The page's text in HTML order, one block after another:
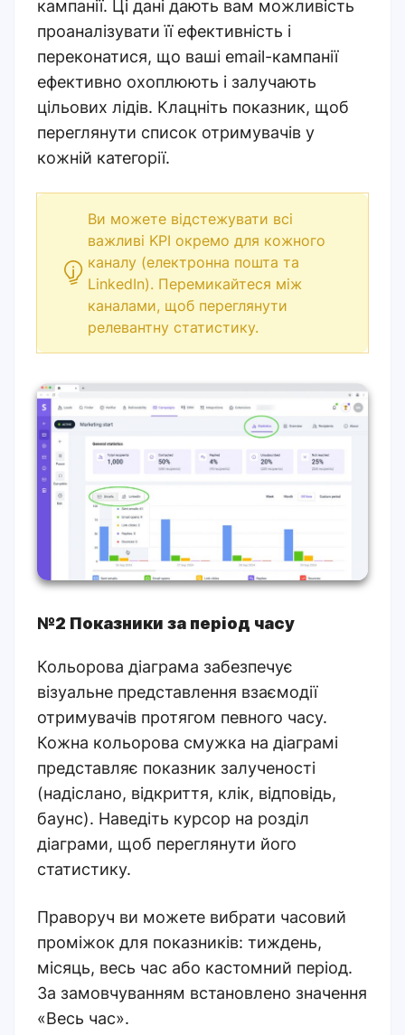
кампанії. Ці дані дають вам можливість
проаналізувати її ефективність і
переконатися, що ваші email-кампанії
ефективно охоплюють і залучають
цільових лідів. Клацніть показник, щоб
переглянути список отримувачів у
кожній категорії.
Ви можете відстежувати всі
важливі KPI окремо для кожного
каналу (електронна пошта та
LinkedIn). Перемикайтеся між
каналами, щоб переглянути
релевантну статистику.
№2 Показники за період часу
Кольорова діаграма забезпечує
візуальне представлення взаємодії
отримувачів протягом певного часу.
Кожна кольорова смужка на діаграмі
представляє показник залученості
(надіслано, відкриття, клік, відповідь,
баунс). Наведіть курсор на розділ
діаграми, щоб переглянути його
статистику.
Праворуч ви можете вибрати часовий
проміжок для показників: тиждень,
місяць, весь час або кастомний період.
За замовчуванням встановлено значення
«Весь час».